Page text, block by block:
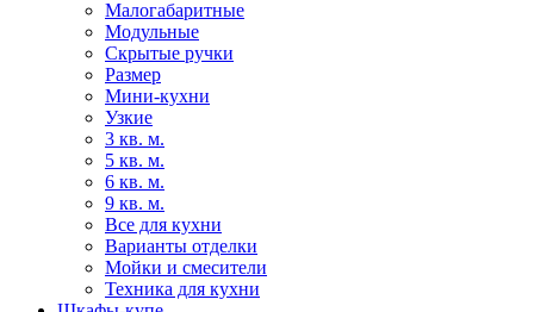
Малогабаритные
Модульные
Скрытые ручки
Размер
Мини-кухни
Узкие
3 кв. м.
5 кв. м.
6 кв. м.
9 кв. м.
Все для кухни
Варианты отделки
Мойки и смесители
Техника для кухни